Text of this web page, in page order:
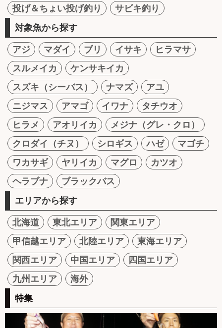
投げ＆ちょい投げ釣り
サビキ釣り
対象魚から探す
アジ マダイ ブリ イサキ
ヒラマサ
スルメイカ
ケンサキイカ
スズキ（シーバス）
ナマズ
アユ
ニジマス
アマゴ イワナ
タチウオ
ヒラメ
アオリイカ
メジナ（グレ・クロ）
クロダイ（チヌ）
シロギス ハゼ
マゴチ
ワカサギ
ヤリイカ マグロ
カツオ
ヘラブナ
ブラックバス
エリアから探す
北海道 東北エリア
関東エリア
甲信越エリア
北陸エリア
東海エリア
関西エリア
中国エリア
四国エリア
九州エリア
海外
特集